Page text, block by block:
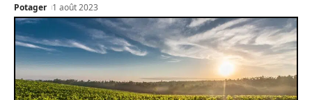
Potager 1 août 2023